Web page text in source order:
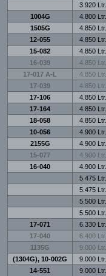
3.920 Ltr.
1004G
4.800 Ltr.
1505G
4.850 Ltr.
12-055
4.850 Ltr.
15-082
4.850 Ltr.
16-039
4.850 Ltr.
17-017 A-L
4.850 Ltr.
17-039
4.850 Ltr.
17-106
4.850 Ltr.
17-164
4.850 Ltr.
18-058
4.850 Ltr.
10-056
4.900 Ltr.
2155G
4.900 Ltr.
15-077
4.900 Ltr.
16-040
4.900 Ltr.
5.475 Ltr.
5.475 Ltr.
5.500 Ltr.
5.500 Ltr.
17-071
6.330 Ltr.
17-040
6.400 Ltr.
1135G
9.000 Ltr.
(1304G), 10-002G
9.000 Ltr.
14-551
9.000 Ltr.